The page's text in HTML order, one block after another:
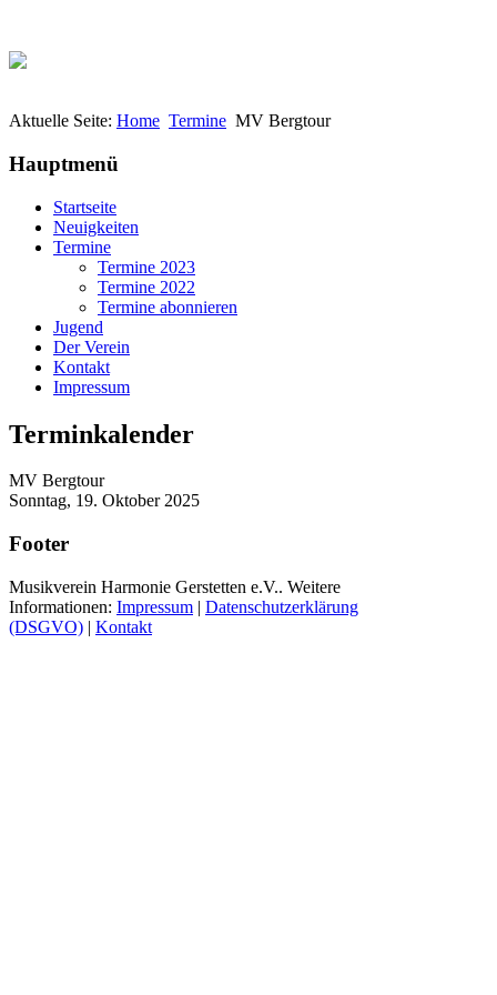
Aktuelle Seite: Home Termine MV Bergtour
Hauptmenü
Startseite
Neuigkeiten
Termine
Termine 2023
Termine 2022
Termine abonnieren
Jugend
Der Verein
Kontakt
Impressum
Terminkalender
MV Bergtour
Sonntag, 19. Oktober 2025
Footer
Musikverein Harmonie Gerstetten e.V.. Weitere
Informationen: Impressum | Datenschutzerklärung
(DSGVO) | Kontakt